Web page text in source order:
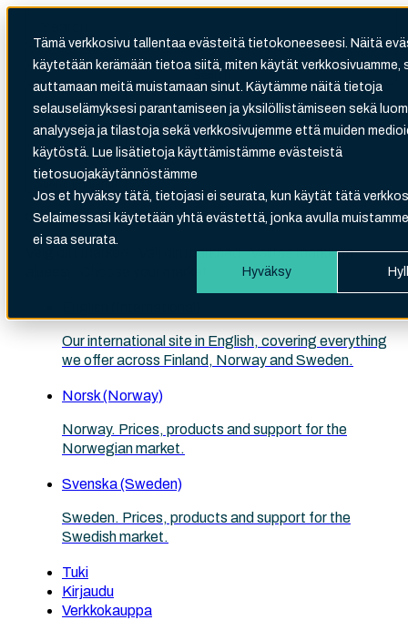
Tämä verkkosivu tallentaa evästeitä tietokoneeseesi. Näitä
käytetään kerämään tietoa siitä, miten käytät verkkosivuamme,
auttamaan meitä muistamaan sinut. Käytämme näitä tietoja
selauselämyksesi parantamiseen ja yksilöllistämiseen sekä
analyyseja ja tilastoja sekä verkkosivujemme että muiden
käytöstä. Lue lisätietoja käyttämistämme evästeistä
tietosuojakäytännöstämme
Jos et hyväksy tätä, tietojasi ei seurata, kun käytät tätä
Selaimessasi käytetään yhtä evästettä, jonka avulla
ei saa seurata.
Hyväksy
Search
There are no suggestions because the search
Suomi (Finland)
Choose your site
Velg ditt marked · Välj din marknad · Valitse markkina-
Our international site in English, covering everything
we offer across Finland, Norway and Sweden.
Norsk (Norway)
Norway. Prices, products and support for the
Norwegian market.
Svenska (Sweden)
Sweden. Prices, products and support for the
Swedish market.
Tuki
Kirjaudu
Verkkokauppa